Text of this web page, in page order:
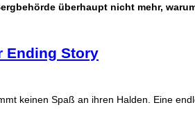
überhaupt nicht mehr,
Ending Story
keinen Spaß an ihren Halden. Eine